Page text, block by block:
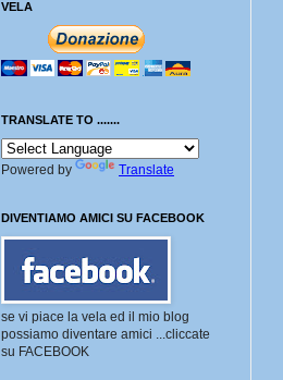
VELA
TRANSLATE TO .......
Powered by Translate
DIVENTIAMO AMICI SU FACEBOOK
se vi piace la vela ed il mio blog
possiamo diventare amici ...cliccate
su FACEBOOK